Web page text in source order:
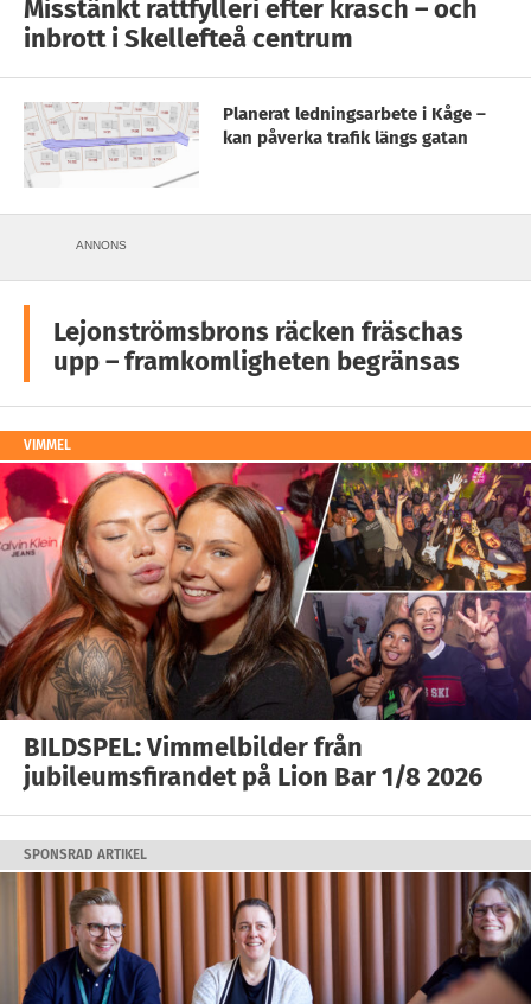
Misstänkt rattfylleri efter krasch – och
inbrott i Skellefteå centrum
Planerat ledningsarbete i Kåge –
kan påverka trafik längs gatan
ANNONS
Lejonströmsbrons räcken fräschas
upp – framkomligheten begränsas
VIMMEL
BILDSPEL: Vimmelbilder från
jubileumsfirandet på Lion Bar 1/8 2026
SPONSRAD ARTIKEL